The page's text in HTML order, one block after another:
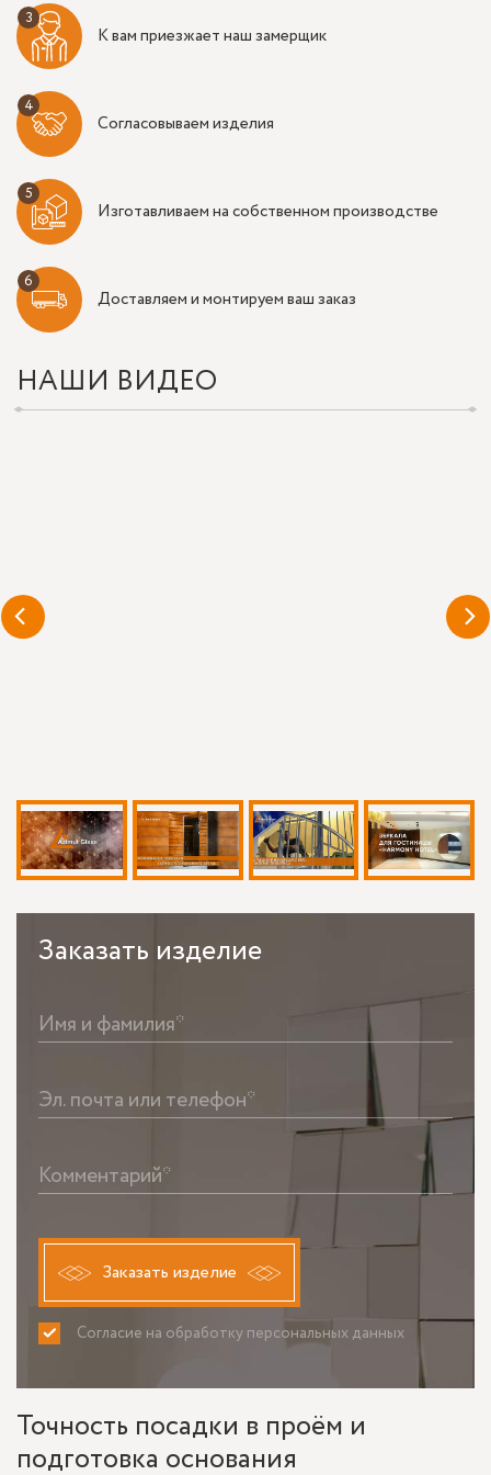
К вам приезжает наш замерщик
Согласовываем изделия
Изготавливаем на собственном производстве
Доставляем и монтируем ваш заказ
НАШИ ВИДЕО
Заказать изделие
Имя и фамилия*
Эл. почта или телефон*
Комментарий*
Заказать изделие
Согласие на обработку персональных данных
ПРИНИМАЮ НЕ ПРИНИМАЮ
Точность посадки в проём и
подготовка основания